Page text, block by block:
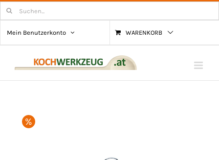
Zum
Inhalt
springen
Suchen
nach:
Mein Benutzerkonto
WARENKORB
%